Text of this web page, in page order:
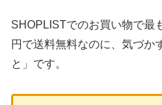
SHOPLISTでのお買い物で最
円で送料無料なのに、気づか
と」です。